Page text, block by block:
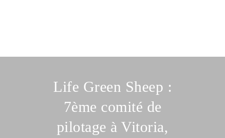
Life Green Sheep :
7ème comité de
pilotage à Vitoria,